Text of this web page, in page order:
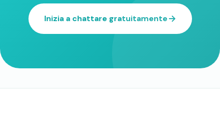
Inizia a chattare gratuitamente